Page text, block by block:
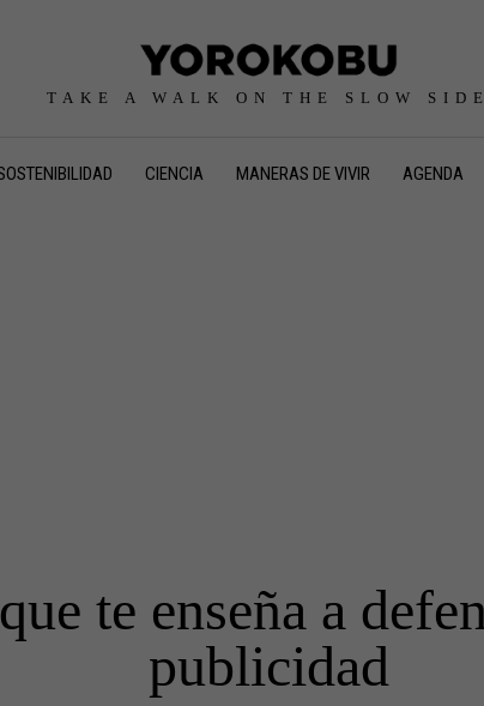
TAKE A WALK ON THE SLOW SIDE
CIENCIA MANERAS DE VIVIR AGENDA
te enseña a
publicidad